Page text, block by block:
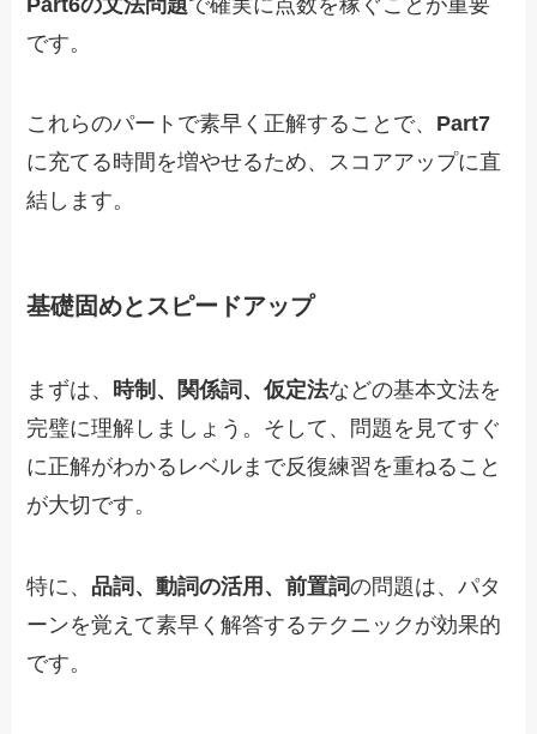
です。
これらのパートで素早く正解することで、 Part7
に充てる時間を増やせるため、スコアアップに直
結します。
基礎固めとスピードアップ
まずは、 時制、関係詞、仮定法などの基本文法を
完璧に理解しましょう。そして、問題を見てすぐ
に正解がわかるレベルまで反復練習を重ねること
が大切です。
特に、 品詞、動詞の活用、前置詞の問題は、パタ
ーンを覚えて素早く解答するテクニックが効果的
です。